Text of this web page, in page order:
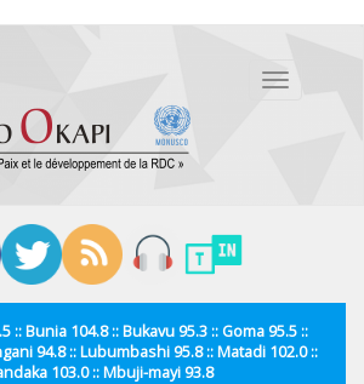
Toggle
:: Bunia 104.8 :: Bukavu 95.3 :: Goma 95.5 ::
94.8 :: Lubumbashi 95.8 :: Matadi 102.0 ::
103.0 :: Mbuji-mayi 93.8